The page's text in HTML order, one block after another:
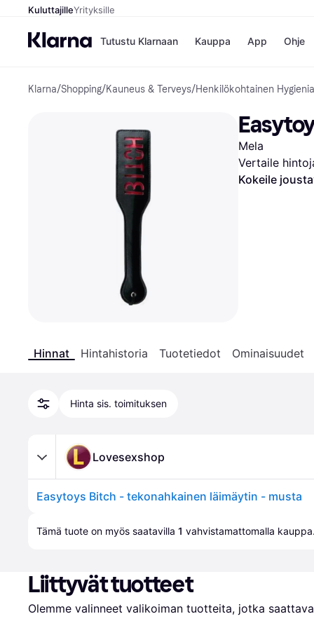
KuluttajilleYrityksille
Tutustu Klarnaan Kauppa
Kaupat
Gigantti
H&M
Wolt
App Ohje
Klarna/Shopping/Kauneus & Terveys/Henkilökohtainen Hygienia
Mela
Vertaile
Kokeile
Hinnat Hintahistoria Tuotetiedot Ominaisuudet
Hinta sis. toimituksen
Lovesexshop
Easytoys Bitch - tekonahkainen läimäytin - musta
Tämä tuote on myös saatavilla 1 vahvistamattomalla kauppa
Liittyvät tuotteet
Olemme valinneet valikoiman tuotteita, jotka